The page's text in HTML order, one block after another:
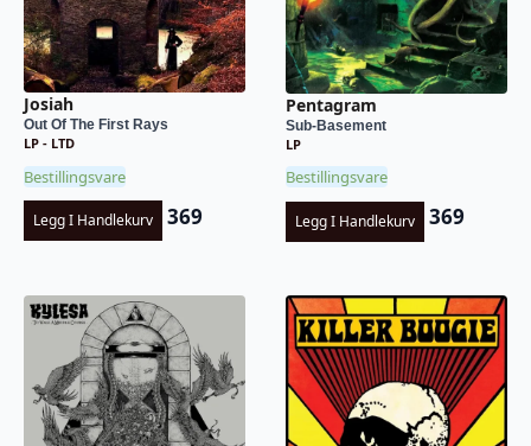
Josiah
Out Of The First Rays
LP - LTD
Bestillingsvare
Legg I Handlekurv 369
Pentagram
Sub-Basement
LP
Bestillingsvare
Legg I Handlekurv 369